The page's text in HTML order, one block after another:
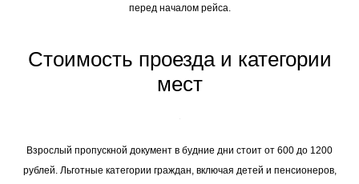
перед началом рейса.
Стоимость проезда и категории
мест
Взрослый пропускной документ в будние дни стоит от 600 до 1200
рублей. Льготные категории граждан, включая детей и пенсионеров,